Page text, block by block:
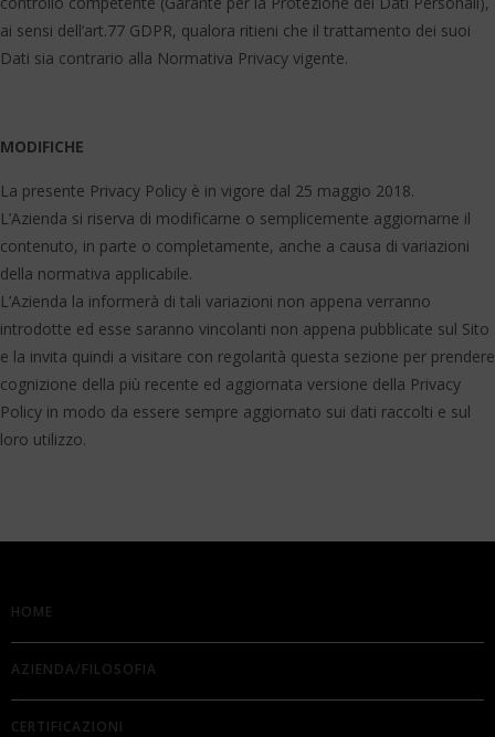
ai sensi dell’art.77 GDPR, qualora ritieni che il trattamento dei suoi
Dati sia contrario alla Normativa Privacy vigente.
MODIFICHE
La presente Privacy Policy è in vigore dal 25 maggio 2018.
L’Azienda si riserva di modificarne o semplicemente aggiornarne il
contenuto, in parte o completamente, anche a causa di variazioni
della normativa applicabile.
L’Azienda la informerà di tali variazioni non appena verranno
introdotte ed esse saranno vincolanti non appena pubblicate sul Sito
e la invita quindi a visitare con regolarità questa sezione per prendere
cognizione della più recente ed aggiornata versione della Privacy
Policy in modo da essere sempre aggiornato sui dati raccolti e sul
loro utilizzo.
HOME
AZIENDA/FILOSOFIA
CERTIFICAZIONI